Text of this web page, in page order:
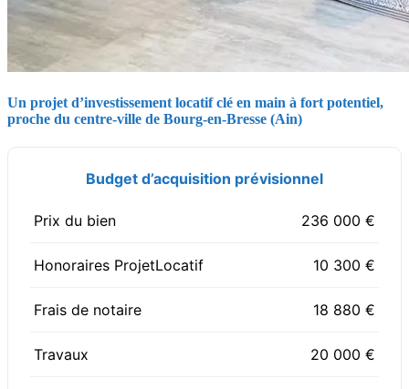
Un projet d’investissement locatif clé en main à fort potentiel,
proche du centre-ville de Bourg-en-Bresse (Ain)
Budget d’acquisition prévisionnel
Prix du bien 236 000 €
Honoraires ProjetLocatif 10 300 €
Frais de notaire 18 880 €
Travaux 20 000 €